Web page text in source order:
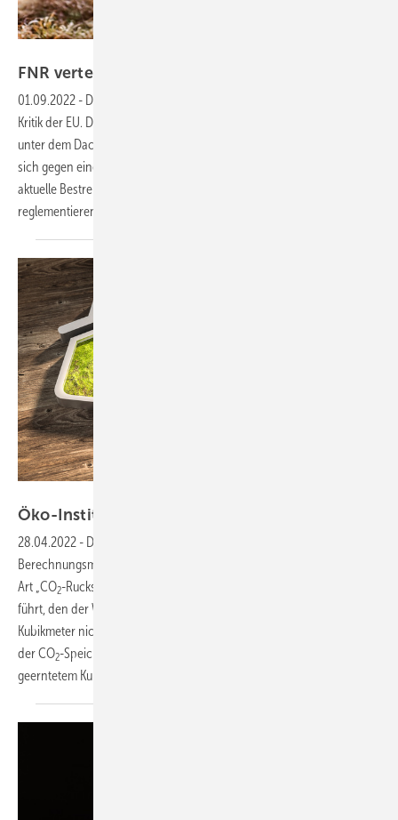
FNR verteidigt das Heizen mit
01.09.2022 - Die Verwendung von Holz als Brennstoff gerät in die
Kritik der EU. Die Fachagentur Nachwachsende Rohstoffe, ein Verein
unter dem Dach des Bundeslandwirtschaftsministeriums, positioniert
sich gegen einen Beitrag des Magazins Plusminus, aber auch gegen
aktuelle Bestrebungen der EU, Holzverbrennung zu
reglementieren.
Öko-Institut will Holz als CO2-Speicher besser
28.04.2022 - Das Öko-Institut schlägt deshalb eine neue
Berechnungsmethode vor: den CO
Art „CO2-Rucksack“ an, den ein geernteter Kubikmeter Holz mit sich
führt, den der Wald mehr an Kohlenstoff gebunden hätte, wenn dieser
Kubikmeter nicht eingeschlagen worden wäre. In Deutschland beträgt
der CO2-Speichersaldo ungefähr 600 bis 1.700 Kilogramm CO
geerntetem Kubikmeter